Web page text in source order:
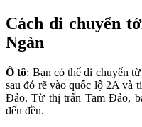
Cách di chuyển
Ngàn
Ô tô: Bạn có thể di chuyển
sau đó rẽ vào quốc lộ 2A và
Đảo. Từ thị trấn Tam Đảo,
đến đền.